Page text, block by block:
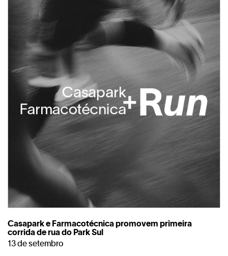
Casapark e Farmacotécnica promovem primeira
corrida de rua do Park Sul
13 de setembro